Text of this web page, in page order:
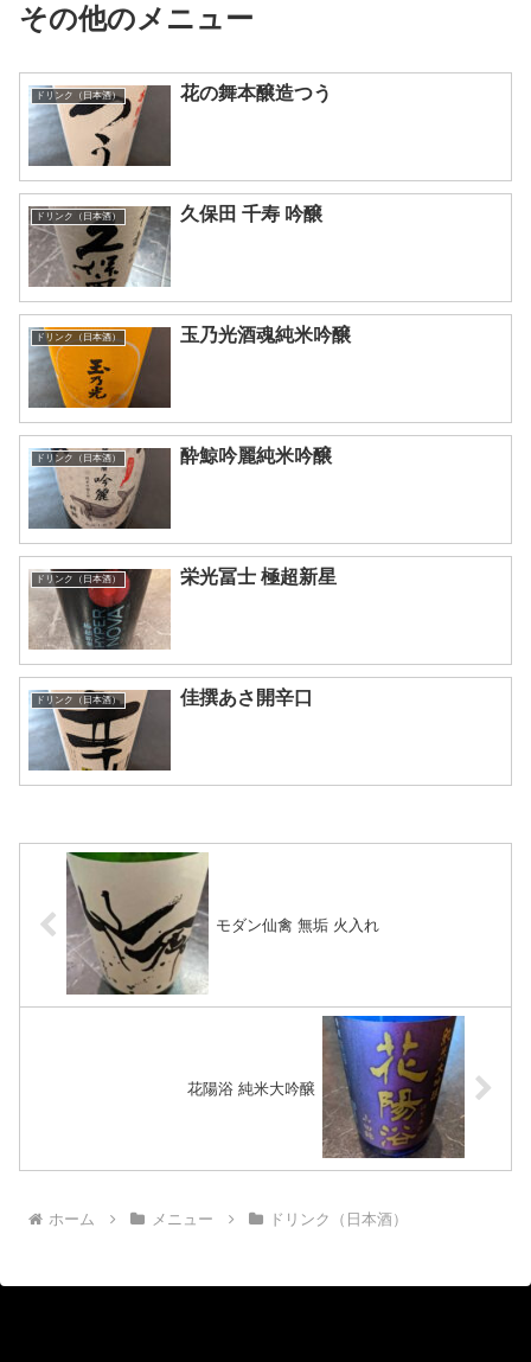
その他のメニュー
ドリンク（日本酒） 花の舞本醸造つう
ドリンク（日本酒） 久保田 千寿 吟醸
ドリンク（日本酒） 玉乃光酒魂純米吟醸
ドリンク（日本酒） 酔鯨吟麗純米吟醸
ドリンク（日本酒） 栄光冨士 極超新星
ドリンク（日本酒） 佳撰あさ開辛口
モダン仙禽 無垢 火入れ
花陽浴 純米大吟醸
ホーム メニュー ドリンク（日本酒）